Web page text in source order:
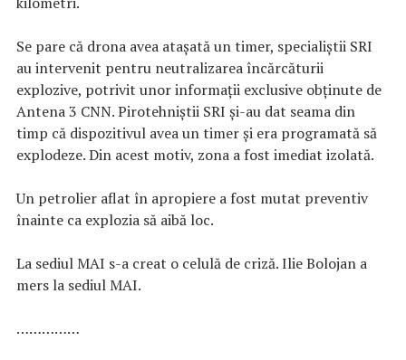
Se pare că drona avea atașată un timer, specialiștii SRI
au intervenit pentru neutralizarea încărcăturii
explozive, potrivit unor informații exclusive obținute de
Antena 3 CNN. Pirotehniștii SRI și-au dat seama din
timp că dispozitivul avea un timer și era programată să
explodeze. Din acest motiv, zona a fost imediat izolată.
Un petrolier aflat în apropiere a fost mutat preventiv
înainte ca explozia să aibă loc.
La sediul MAI s-a creat o celulă de criză. Ilie Bolojan a
mers la sediul MAI.
……………